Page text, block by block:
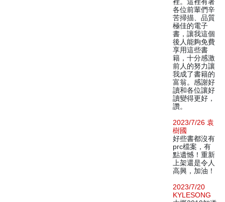
各位前輩們辛
苦掃描、品質
極佳的電子
書，讓我這個
後人能夠免費
享用這些書
籍，十分感激
前人的努力讓
我成了書籍的
富翁。感謝好
讀和各位讓好
讀變得更好，
讚。
2023/7/26 袁
樹國
好些書都沒有
prc檔案，有
點遺憾！重新
上架還是令人
高興，加油！
2023/7/20
KYLESONG